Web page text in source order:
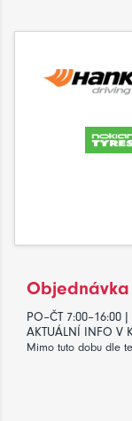
PO–ČT 7:00–16:00
AKTUÁLNÍ INFO V
Mimo tuto dobu dle